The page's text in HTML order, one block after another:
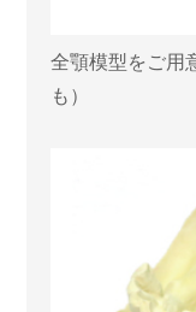
全顎模型をご用
も）